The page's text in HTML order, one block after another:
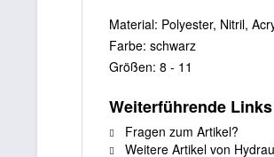
Material: Polyester, Nitril,
Farbe: schwarz
Größen: 8 - 11
Weiterführende
Fragen zum Artikel?
Weitere Artikel von